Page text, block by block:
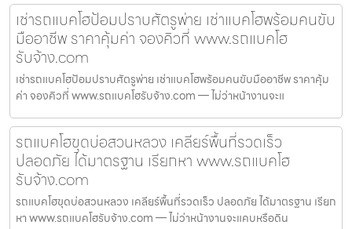
เช่ารถแบคโฮป้อมปราบศัตรูพ่าย เช่าแบคโฮพร้อมคนขับ
มืออาชีพ ราคาคุ้มค่า จองคิวที่ www.รถแบคโฮ
รับจ้าง.com
เช่ารถแบคโฮป้อมปราบศัตรูพ่าย เช่าแบคโฮพร้อมคนขับมืออาชีพ ราคาคุ้ม
ค่า จองคิวที่ www.รถแบคโฮรับจ้าง.com — ไม่ว่าหน้างานจะแ
รถแบคโฮขุดบ่อสวนหลวง เคลียร์พื้นที่รวดเร็ว
ปลอดภัย ได้มาตรฐาน เรียกหา www.รถแบคโฮ
รับจ้าง.com
รถแบคโฮขุดบ่อสวนหลวง เคลียร์พื้นที่รวดเร็ว ปลอดภัย ได้มาตรฐาน เรียก
หา www.รถแบคโฮรับจ้าง.com — ไม่ว่าหน้างานจะแคบหรือดิน